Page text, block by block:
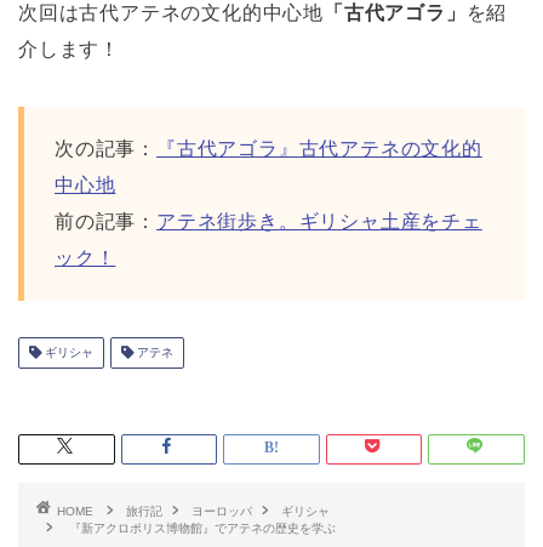
次回は古代アテネの文化的中心地 「古代アゴラ」
を紹
介します！
次の記事：
『古代アゴラ』古代アテネの文化的
中心地
前の記事： アテネ街歩き。ギリシャ土産をチェ
ック！
ギリシャ アテネ
HOME 旅行記 ヨーロッパ
ギリシャ
『新アクロポリス博物館』でアテネの歴史を学ぶ